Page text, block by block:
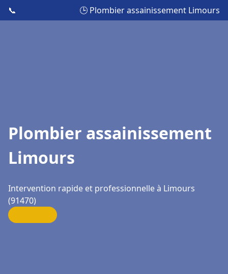
📞 🕒 Plombier assainissement Limours
Plombier assainissement
Limours
Intervention rapide et professionnelle à Limours
(91470)